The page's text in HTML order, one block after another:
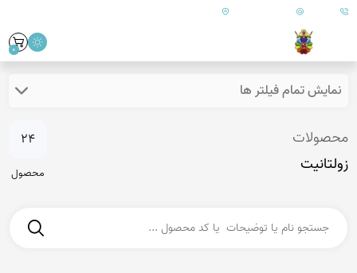
09179890157 ایران - فارس - کازرون
0
نمایش تمام فیلتر ها
محصولات
زولتانیت
24
محصول